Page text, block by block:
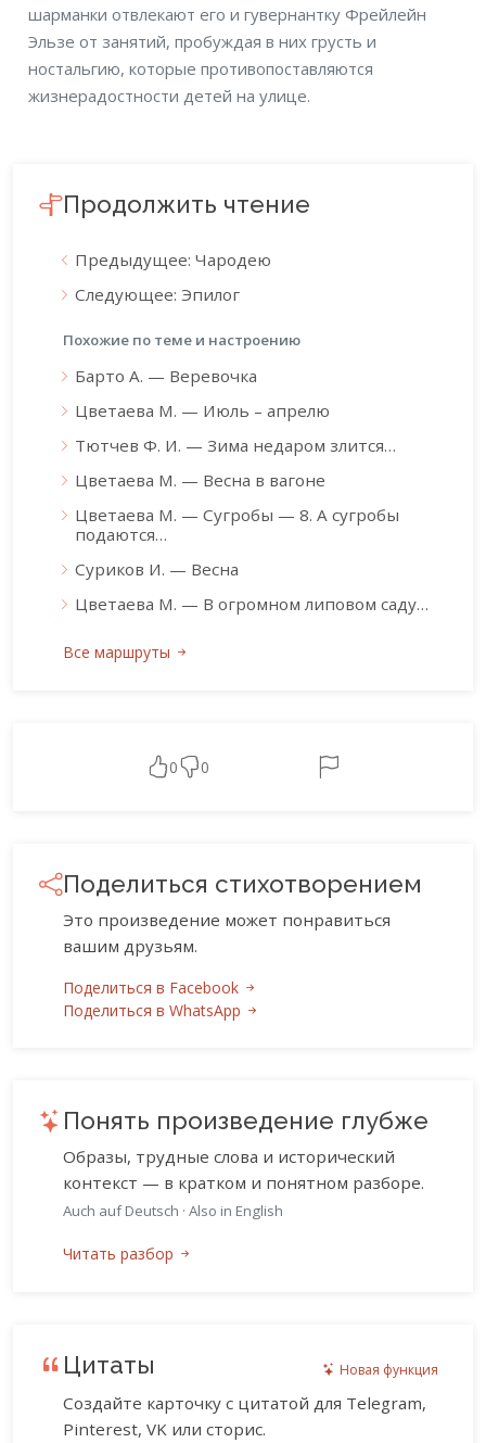
шарманки отвлекают его и гувернантку Фрейлейн
Эльзе от занятий, пробуждая в них грусть и
ностальгию, которые противопоставляются
жизнерадостности детей на улице.
Продолжить чтение
Предыдущее: Чародею
Следующее: Эпилог
Похожие по теме и настроению
Барто А. — Веревочка
Цветаева М. — Июль – апрелю
Тютчев Ф. И. — Зима недаром злится…
Цветаева М. — Весна в вагоне
Цветаева М. — Сугробы — 8. А сугробы
подаются…
Суриков И. — Весна
Цветаева М. — В огромном липовом саду…
Все маршруты
0 0
Поделиться стихотворением
Это произведение может понравиться
вашим друзьям.
Поделиться в Facebook
Поделиться в WhatsApp
Понять произведение глубже
Образы, трудные слова и исторический
контекст — в кратком и понятном разборе.
Auch auf Deutsch · Also in English
Читать разбор
Цитаты Новая функция
Создайте карточку с цитатой для Telegram,
Pinterest, VK или сторис.